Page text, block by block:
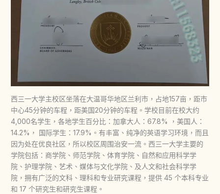
西三一大学主校区坐落在大温哥华地区兰利市，占地157亩，距市
中心45分钟的车程，距美国20分钟的车程。学校目前在校大约
4,000名学生，各地学生百分比：加拿大人：67.8% ，美国人：
14.2%， 国际学生：17.9%。有丰富、纯净的英语学习环境，而且
因为处在优良社区，所以校区周围治安一流。西三一大学主要的
学院包括：商学院、师范学院、体育学院、自然和应用科学学
院、护理学院、艺术、媒体与文化学院、及人文和社会科学学
院，拥有广泛的文科、理科和专业研究课程，提供 45 个本科专业
和 17 个研究生和研究生课程。